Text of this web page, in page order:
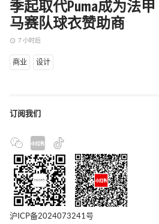
季起取代Puma成为法甲
马赛队球衣赞助商
access_time 7 小时后
商业 设计
订阅我们
沪ICP备2024073241号